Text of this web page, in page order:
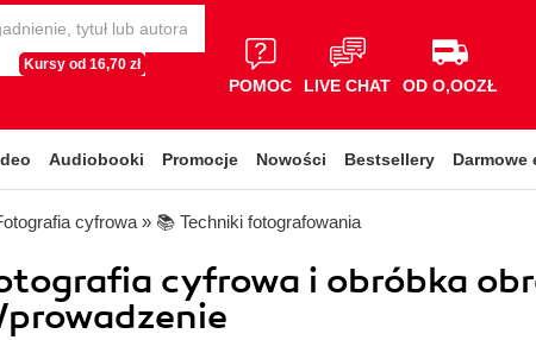
Kursy od 16,70 zł
POMOC LIVE CHAT OD O,OOZŁ
Audiobooki Promocje Nowości Bestsellery Darmowe
cyfrowa » 📚 Techniki fotografowania
cyfrowa i obróbka